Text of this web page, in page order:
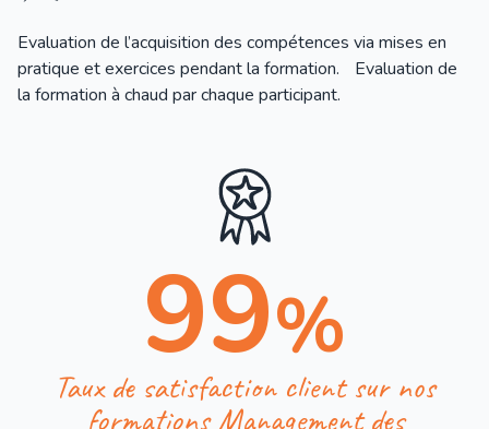
Evaluation de l’acquisition des compétences via mises en
pratique et exercices pendant la formation. Evaluation de
la formation à chaud par chaque participant.
99%
Taux de satisfaction client sur nos
formations Management des